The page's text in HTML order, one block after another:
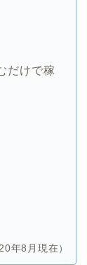
だけで稼
年8月現在）